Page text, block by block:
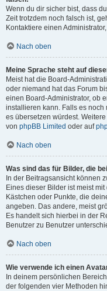
Wenn du dir sicher bist, dass
Zeit trotzdem noch falsch ist,
Kontaktiere einen
Nach oben
Meine Sprache steht auf
Meist hat die Board-
oder niemand hat das Forum
einen Board-Administrator, ob
installieren kann. Falls es noch
es übersetzen würdest.
von phpBB Limited oder auf
Nach oben
Was sind das für Bilder, die
In der Beitragsansicht können
Eines dieser Bilder ist meist
Kästchen oder Punkte, die
angeben. Das andere, meist
Es handelt sich hierbei in der
Benutzer zu Benutzer
Nach oben
Wie verwende ich einen
In deinem persönlichen
der folgenden vier Methoden